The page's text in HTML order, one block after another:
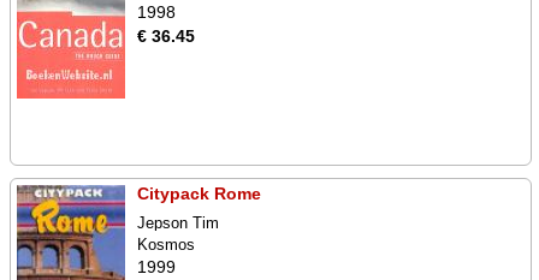
1998
€ 36.45
Citypack Rome
Jepson Tim
Kosmos
1999